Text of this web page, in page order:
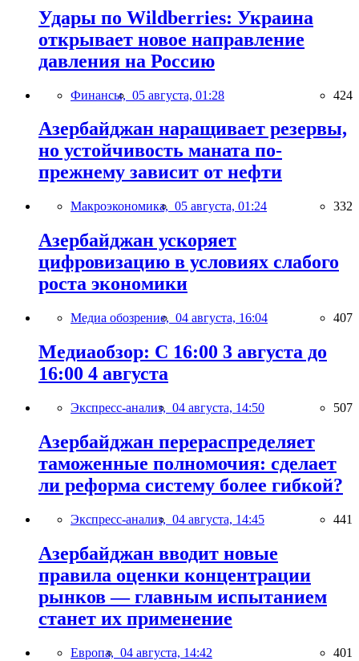
Удары по Wildberries: Украина
открывает новое направление
давления на Россию
Финансы, 05 августа, 01:28 424
Азербайджан наращивает резервы,
но устойчивость маната по-
прежнему зависит от нефти
Макроэкономика, 05 августа, 01:24 332
Азербайджан ускоряет
цифровизацию в условиях слабого
роста экономики
Медиа обозрение, 04 августа, 16:04 407
Медиаобзор: С 16:00 3 августа до
16:00 4 августа
Экспресс-анализ, 04 августа, 14:50 507
Азербайджан перераспределяет
таможенные полномочия: сделает
ли реформа систему более гибкой?
Экспресс-анализ, 04 августа, 14:45 441
Азербайджан вводит новые
правила оценки концентрации
рынков — главным испытанием
станет их применение
Европа, 04 августа, 14:42 401